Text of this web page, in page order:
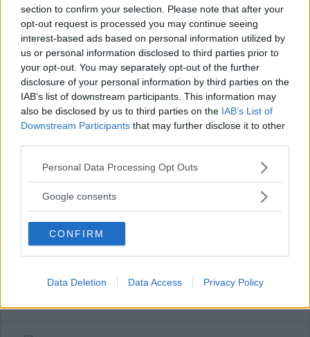
section to confirm your selection. Please note that after your
opt-out request is processed you may continue seeing
interest-based ads based on personal information utilized by
us or personal information disclosed to third parties prior to
your opt-out. You may separately opt-out of the further
disclosure of your personal information by third parties on the
IAB’s list of downstream participants. This information may
also be disclosed by us to third parties on the IAB’s List of
Downstream Participants that may further disclose it to other
Please note that this website/app uses one or more Google
not limited to your visit or usage behaviour. You may click to
use your data for below specified purposes in below Google
consent section.
Personal Data Processing Opt Outs
Google consents
CONFIRM
Data Deletion Data Access Privacy Policy
ISHOCKEY 23 juli 2026 10.27
Nykomlingens värvningskalas går inte
av för hackor – KHC-duo ansluter
ISHOCKEY 21 juli 2026 17.00
VH BEVILJAS ELITLICENS – FÅR
DISPENS FRÅN ARENAKRAVET